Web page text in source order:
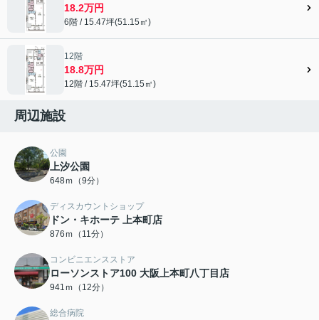
18.2万円
6階 / 15.47坪(51.15㎡)
12階
18.8万円
12階 / 15.47坪(51.15㎡)
周辺施設
公園
上汐公園
648ｍ（9分）
ディスカウントショップ
ドン・キホーテ 上本町店
876ｍ（11分）
コンビニエンスストア
ローソンストア100 大阪上本町八丁目店
941ｍ（12分）
総合病院